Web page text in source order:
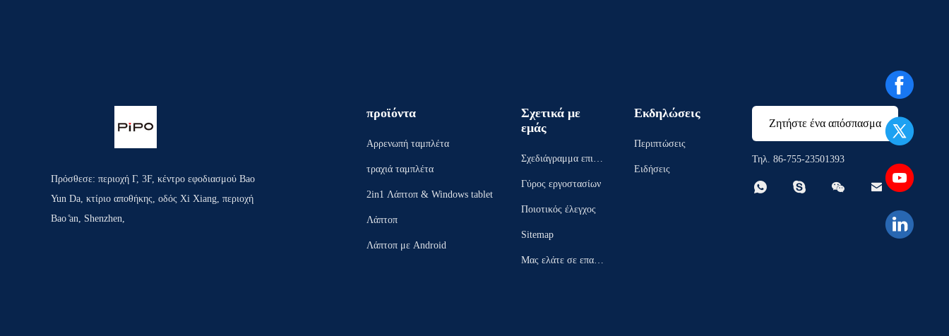
Πρόσθεσε: περιοχή Γ, 3F, κέντρο εφοδιασμού Bao
Yun Da, κτίριο αποθήκης, οδός Xi Xiang, περιοχή
Bao ̊an, Shenzhen,
προϊόντα
Αρρενωπή ταμπλέτα
τραχιά ταμπλέτα
2in1 Λάπτοπ & Windows tablet
Λάπτοπ
Λάπτοπ με Android
Σχετικά με
εμάς
Σχεδιάγραμμα επιχεί
Γύρος εργοστασίων
Ποιοτικός έλεγχος
Sitemap
Μας ελάτε σε επαφή
Εκδηλώσεις
Περιπτώσεις
Ειδήσεις
Ζητήστε ένα απόσπασμα
Τηλ. 86-755-23501393
   